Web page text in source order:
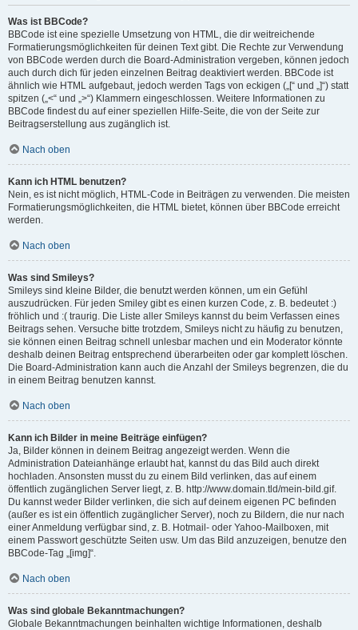
Was ist BBCode?
BBCode ist eine spezielle Umsetzung von HTML, die dir weitreichende
Formatierungsmöglichkeiten für deinen Text gibt. Die Rechte zur Verwendung
von BBCode werden durch die Board-Administration vergeben, können jedoch
auch durch dich für jeden einzelnen Beitrag deaktiviert werden. BBCode ist
ähnlich wie HTML aufgebaut, jedoch werden Tags von eckigen („[“ und „]“) statt
spitzen („<“ und „>“) Klammern eingeschlossen. Weitere Informationen zu
BBCode findest du auf einer speziellen Hilfe-Seite, die von der Seite zur
Beitragserstellung aus zugänglich ist.
Nach oben
Kann ich HTML benutzen?
Nein, es ist nicht möglich, HTML-Code in Beiträgen zu verwenden. Die meisten
Formatierungsmöglichkeiten, die HTML bietet, können über BBCode erreicht
werden.
Nach oben
Was sind Smileys?
Smileys sind kleine Bilder, die benutzt werden können, um ein Gefühl
auszudrücken. Für jeden Smiley gibt es einen kurzen Code, z. B. bedeutet :)
fröhlich und :( traurig. Die Liste aller Smileys kannst du beim Verfassen eines
Beitrags sehen. Versuche bitte trotzdem, Smileys nicht zu häufig zu benutzen,
sie können einen Beitrag schnell unlesbar machen und ein Moderator könnte
deshalb deinen Beitrag entsprechend überarbeiten oder gar komplett löschen.
Die Board-Administration kann auch die Anzahl der Smileys begrenzen, die du
in einem Beitrag benutzen kannst.
Nach oben
Kann ich Bilder in meine Beiträge einfügen?
Ja, Bilder können in deinem Beitrag angezeigt werden. Wenn die
Administration Dateianhänge erlaubt hat, kannst du das Bild auch direkt
hochladen. Ansonsten musst du zu einem Bild verlinken, das auf einem
öffentlich zugänglichen Server liegt, z. B. http://www.domain.tld/mein-bild.gif.
Du kannst weder Bilder verlinken, die sich auf deinem eigenen PC befinden
(außer es ist ein öffentlich zugänglicher Server), noch zu Bildern, die nur nach
einer Anmeldung verfügbar sind, z. B. Hotmail- oder Yahoo-Mailboxen, mit
einem Passwort geschützte Seiten usw. Um das Bild anzuzeigen, benutze den
BBCode-Tag „[img]“.
Nach oben
Was sind globale Bekanntmachungen?
Globale Bekanntmachungen beinhalten wichtige Informationen, deshalb